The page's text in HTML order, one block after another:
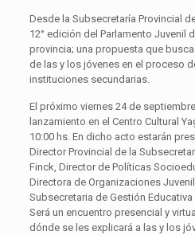
Desde la Subsecretaría Provincial
12° edición del Parlamento Juvenil
provincia; una propuesta que
de las y los jóvenes en el proceso
instituciones secundarias.
El próximo viernes 24 de
lanzamiento en el Centro Cultural
10:00 hs. En dicho acto estarán
Director Provincial de la
Finck, Director de Políticas
Directora de Organizaciones
Subsecretaria de Gestión
Será un encuentro presencial y
dónde se les explicará a las y los